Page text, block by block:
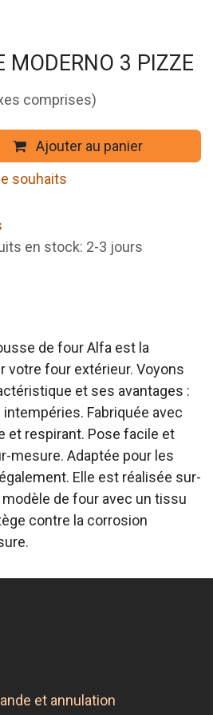
MODERNO 3 PIZZE
comprises)
Ajouter au panier
souhaits
en stock: 2-3 jours
de four Alfa est la
votre four extérieur. Voyons
et ses avantages :
Fabriquée avec
et respirant. Pose facile et
mesure. Adaptée pour les
Elle est réalisée sur-
de four avec un tissu
contre la corrosion
et annulation